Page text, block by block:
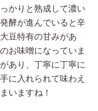
かりと熟成して濃い
酵が進んでいると辛
豆特有の甘みがあ
お味噌になっていま
あり、丁寧に丁寧に
に入れられて味わえ
いますね！